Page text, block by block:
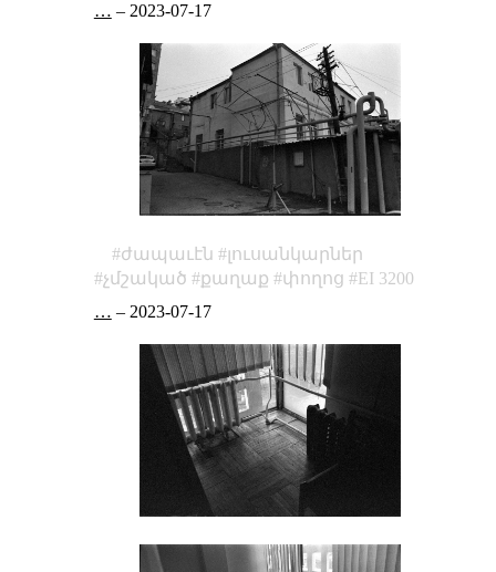
… – 2023-07-17
ժապաւէն
լուսանկարներ
չմշակած
քաղաք փողոց
EI 3200
… – 2023-07-17